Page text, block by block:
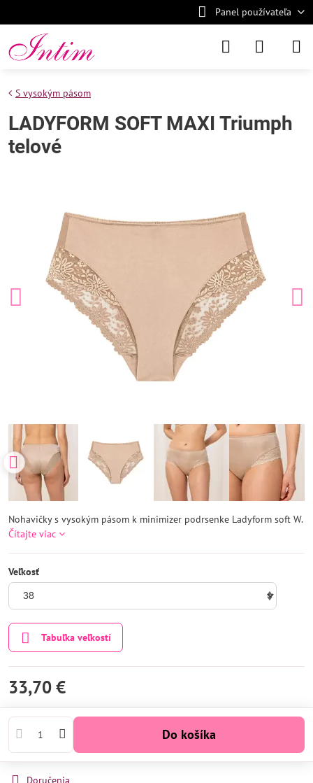
Panel používateľa
S vysokým pásom
LADYFORM SOFT MAXI Triumph
telové
Nohavičky s vysokým pásom k minimizer podrsenke Ladyform soft W.
Čítajte viac
Veľkosť
Tabuľka veľkostí
33,70 €
Do košíka
Doručenia